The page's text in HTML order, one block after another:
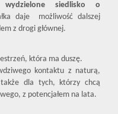
wydzielone siedlisko o
daje możliwość dalszej
z drogi głównej.
która ma duszę.
kontaktu z naturą,
dla tych, którzy chcą
z potencjałem na lata.